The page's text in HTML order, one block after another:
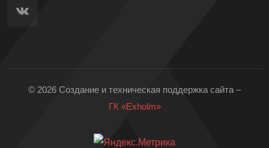
© 2026 Создание и техническая поддержка сайта –
ГК «Exholm»